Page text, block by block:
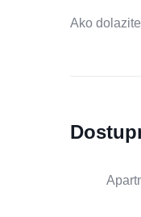
Ako